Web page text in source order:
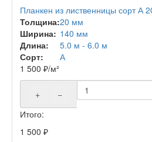
Планкен из лиственницы сорт А
Толщина:20 мм
Ширина: 140 мм
Длина:
5.0 м - 6.0 м
Сорт:
А
1 500 ₽/м²
+
−
Итого:
1 500 ₽